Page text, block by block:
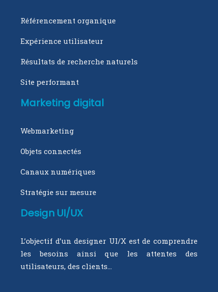
Référencement organique
Expérience utilisateur
Résultats de recherche naturels
Site performant
Marketing digital
Webmarketing
Objets connectés
Canaux numériques
Stratégie sur mesure
Design UI/UX
L’objectif d’un designer UI/X est de comprendre
les besoins ainsi que les attentes des
utilisateurs, des clients…